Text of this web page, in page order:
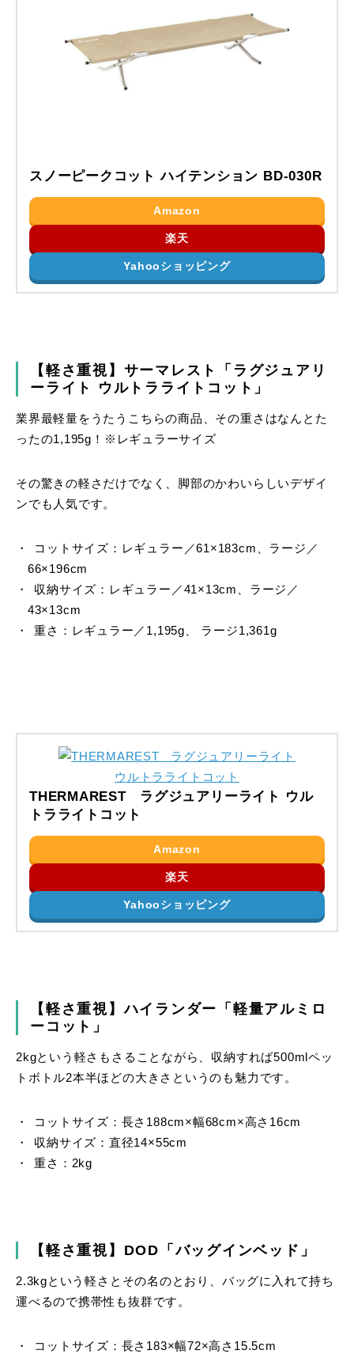
スノーピークコット ハイテンション BD-030R
Amazon
楽天
Yahooショッピング
【軽さ重視】サーマレスト「ラグジュアリ
ーライト ウルトラライトコット」
業界最軽量をうたうこちらの商品、その重さはなんとた
ったの1,195g！※レギュラーサイズ
その驚きの軽さだけでなく、脚部のかわいらしいデザイ
ンでも人気です。
コットサイズ：レギュラー／61×183cm、ラージ／
66×196cm
収納サイズ：レギュラー／41×13cm、ラージ／
43×13cm
重さ：レギュラー／1,195g、 ラージ1,361g
THERMAREST ラグジュアリーライト ウル
トラライトコット
Amazon
楽天
Yahooショッピング
【軽さ重視】ハイランダー「軽量アルミロ
ーコット」
2kgという軽さもさることながら、収納すれば500mlペッ
トボトル2本半ほどの大きさというのも魅力です。
コットサイズ：長さ188cm×幅68cm×高さ16cm
収納サイズ：直径14×55cm
重さ：2kg
【軽さ重視】DOD「バッグインベッド」
2.3kgという軽さとその名のとおり、バッグに入れて持ち
運べるので携帯性も抜群です。
コットサイズ：長さ183×幅72×高さ15.5cm